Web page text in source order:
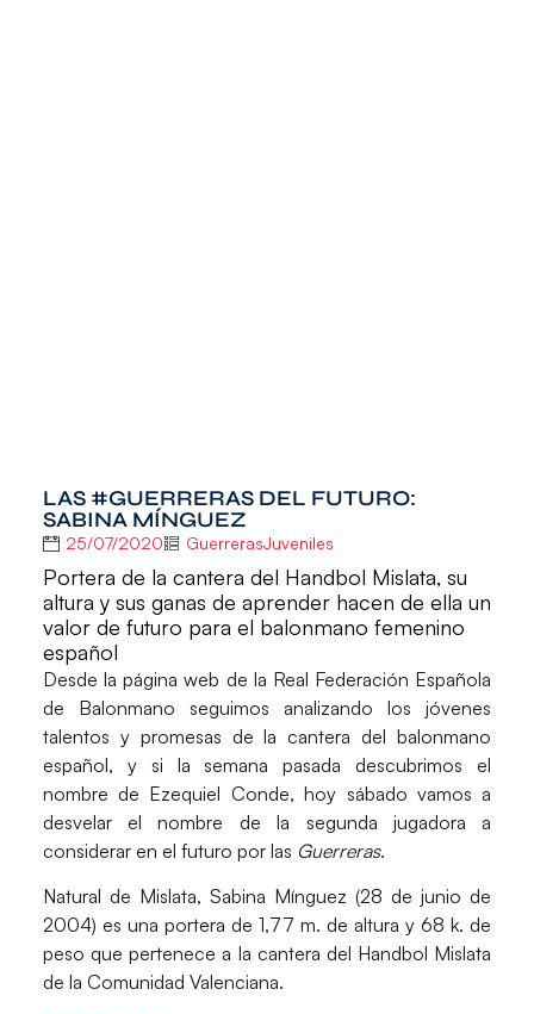
LAS #GUERRERAS DEL FUTURO:
SABINA MÍNGUEZ
25/07/2020 GuerrerasJuveniles
Portera de la cantera del Handbol Mislata, su
altura y sus ganas de aprender hacen de ella un
valor de futuro para el balonmano femenino
español
Desde la página web de la Real Federación Española
de Balonmano seguimos analizando los jóvenes
talentos y promesas de la cantera del balonmano
español, y si la semana pasada descubrimos el
nombre de Ezequiel Conde, hoy sábado vamos a
desvelar el nombre de la segunda jugadora a
considerar en el futuro por las Guerreras.
Natural de Mislata, Sabina Mínguez (28 de junio de
2004) es una portera de 1,77 m. de altura y 68 k. de
peso que pertenece a la cantera del Handbol Mislata
de la Comunidad Valenciana.